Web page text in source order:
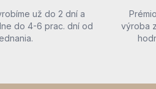
už do 2 dní a
do 4-6 prac. dní od
výroba